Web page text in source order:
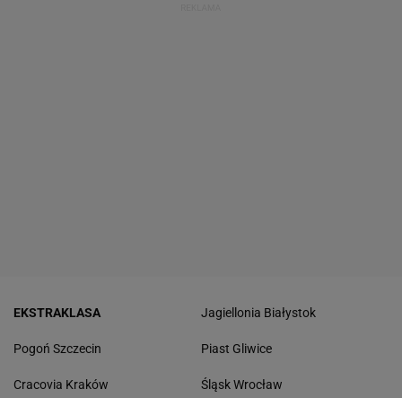
EKSTRAKLASA
Pogoń Szczecin
Cracovia Kraków
Jagiellonia Białystok
Piast Gliwice
Śląsk Wrocław